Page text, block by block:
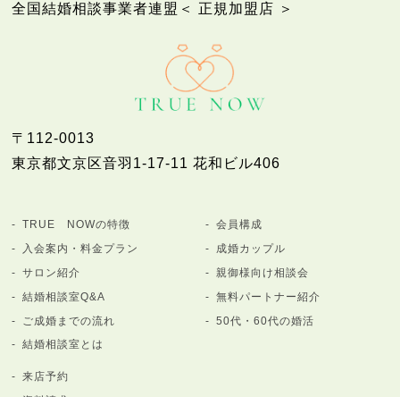
全国結婚相談事業者連盟＜ 正規加盟店 ＞
〒112-0013
東京都文京区音羽1-17-11 花和ビル406
TRUE NOWの特徴
入会案内・料金プラン
サロン紹介
結婚相談室Q&A
ご成婚までの流れ
結婚相談室とは
会員構成
成婚カップル
親御様向け相談会
無料パートナー紹介
50代・60代の婚活
来店予約